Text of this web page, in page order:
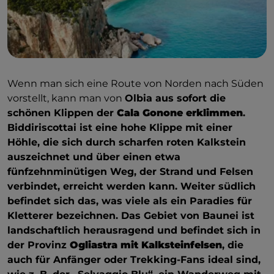
Wenn man sich eine Route von Norden nach Süden
vorstellt, kann man von Olbia aus sofort die
schönen Klippen der Cala Gonone erklimmen.
Biddiriscottai ist eine hohe Klippe mit einer
Höhle, die sich durch scharfen roten Kalkstein
auszeichnet und über einen etwa
fünfzehnminütigen Weg, der Strand und Felsen
verbindet, erreicht werden kann. Weiter südlich
befindet sich das, was viele als ein Paradies für
Kletterer bezeichnen. Das Gebiet von Baunei ist
landschaftlich herausragend und befindet sich in
der Provinz Ogliastra mit Kalksteinfelsen, die
auch für Anfänger oder Trekking-Fans ideal sind,